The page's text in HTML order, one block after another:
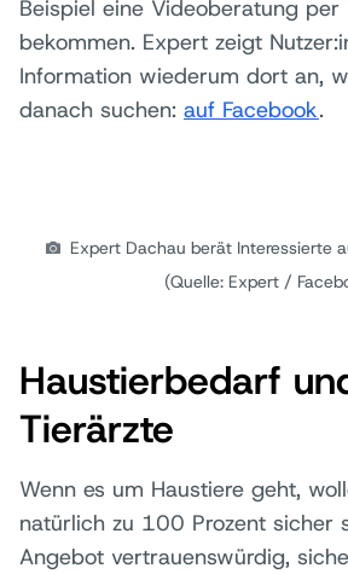
Beispiel eine Videoberatung
bekommen. Expert zeigt
Information wiederum dort an,
danach suchen: auf Facebook.
Expert Dachau berät Interessierte
(Quelle: Expert /
Haustierbedarf
Tierärzte
Wenn es um Haustiere geht,
natürlich zu 100 Prozent sicher
Angebot vertrauenswürdig,